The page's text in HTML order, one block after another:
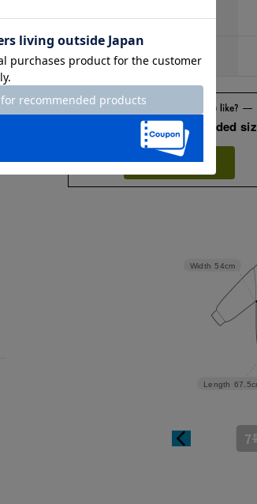
11号
13号
Check the recommended
Try this item on
Length
Width 54cm
7